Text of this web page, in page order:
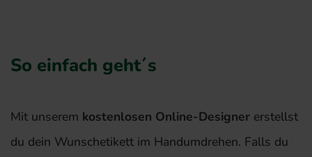
So einfach geht´s
Mit unserem kostenlosen Online-Designer erstellst
du dein Wunschetikett im Handumdrehen. Falls du